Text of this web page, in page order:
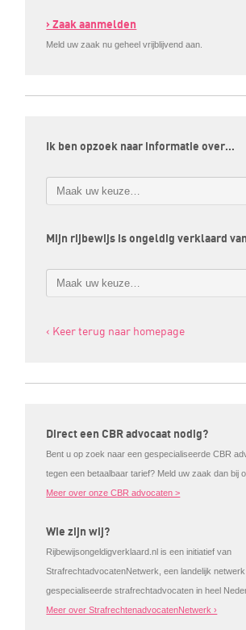
› Zaak aanmelden
Meld uw zaak nu geheel vrijblijvend aan.
Ik ben opzoek naar informatie over…
Mijn rijbewijs is ongeldig verklaard
‹ Keer terug naar homepage
Direct een CBR advocaat nodig?
Bent u op zoek naar een gespecialiseerde CBR
tegen een betaalbaar tarief? Meld uw zaak dan bij
Meer over onze CBR advocaten >
Wie zijn wij?
Rijbewijsongeldigverklaard.nl is een initiatief van
StrafrechtadvocatenNetwerk, een landelijk
gespecialiseerde strafrechtadvocaten in heel
Meer over StrafrechtenadvocatenNetwerk ›